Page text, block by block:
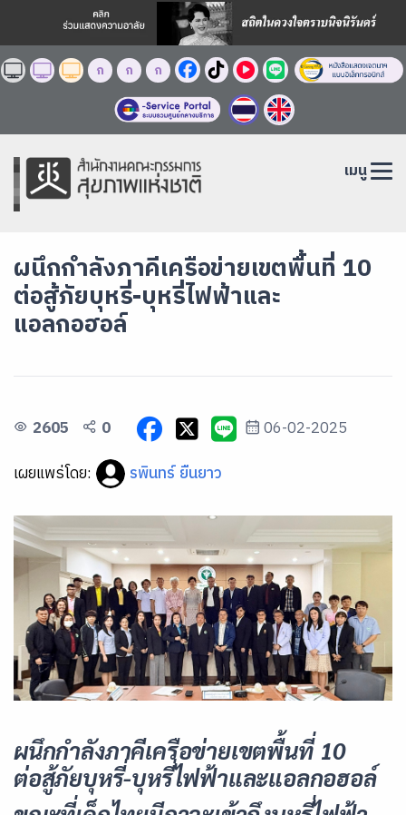
ก ก ก
เมนู
ผนึกกำลังภาคีเครือข่ายเขตพื้นที่ 10
ต่อสู้ภัยบุหรี่-บุหรี่ไฟฟ้าและ
แอลกอฮอล์
2605 0
06-02-2025
เผยแพร่โดย:
รพินทร์ ยืนยาว
ผนึกกำลังภาคีเครือข่ายเขตพื้นที่ 10
ต่อสู้ภัยบุหรี่-บุหรี่ไฟฟ้าและแอลกอฮอล์